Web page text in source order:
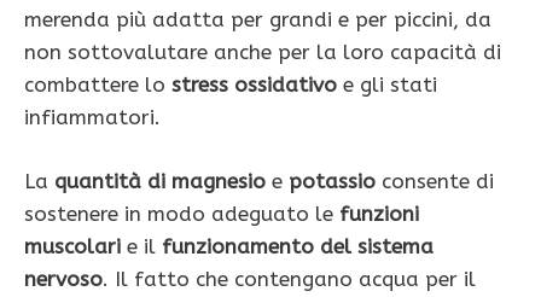
merenda più adatta per grandi e per piccini, da
non sottovalutare anche per la loro capacità di
combattere lo stress ossidativo e gli stati
infiammatori.
La quantità di magnesio e potassio consente di
sostenere in modo adeguato le funzioni
muscolari e il funzionamento del sistema
nervoso. Il fatto che contengano acqua per il